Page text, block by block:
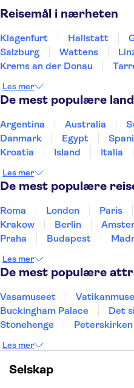
Reisemål i nærheten
Klagenfurt Hallstatt
Salzburg
Wattens
Krems an der Donau
Les mer
De mest populære
Argentina Australia
Danmark
Egypt
Kroatia
Island Italia
Sverige
Thailand
Les mer
De mest populære
Roma London Paris
Krakow
Berlin
Praha
Budapest
Alicante
Les mer
De mest populære
Vasamuseet
Buckingham Palace
Det
Stonehenge
Peterskirken
Burj Khalifa
Keukenhof
Alcatraz
Les mer
Selskap